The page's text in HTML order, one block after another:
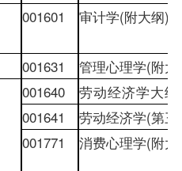
001601 审计学(附大纲)
001631 管理心理学(附大
001640
劳动经济学大纲
001641
劳动经济学(第三
001771 消费心理学(附大